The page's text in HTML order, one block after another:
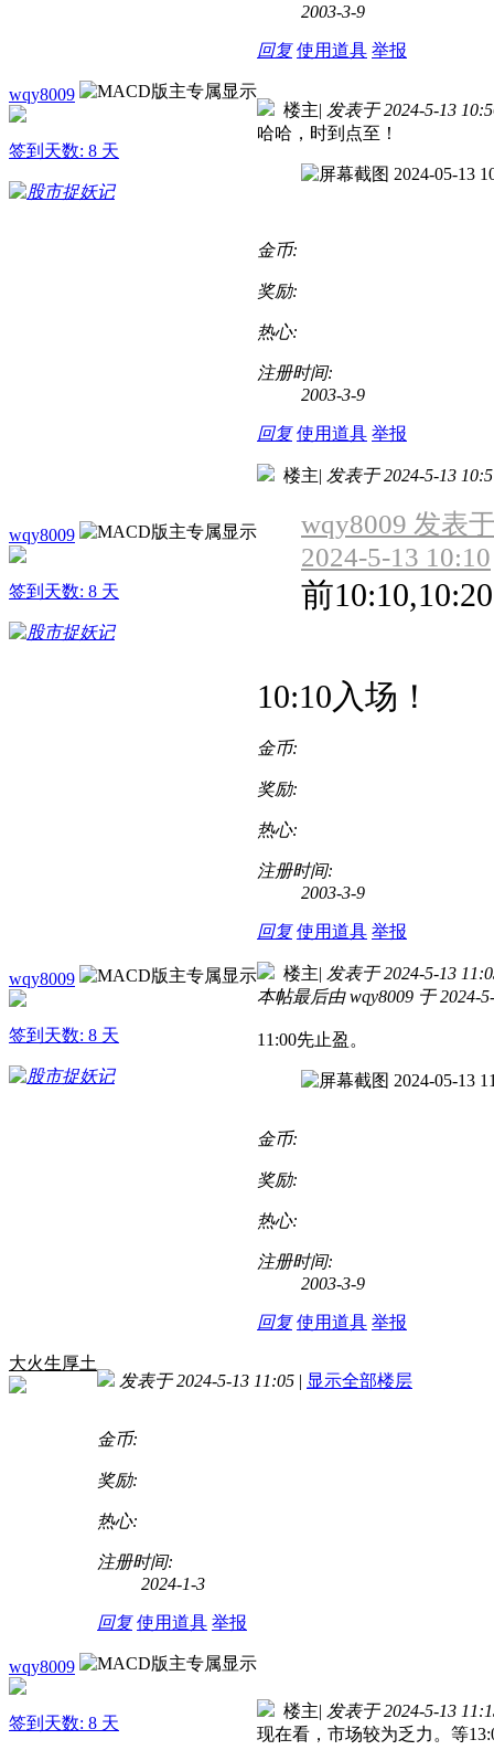
2003-3-9
回复 使用道具 举报
wqy8009
签到天数: 8 天
楼主| 发表于 2024-5-13
哈哈，时到点至！
金币:
奖励:
热心:
注册时间:
2003-3-9
回复 使用道具 举报
wqy8009
签到天数: 8 天
楼主| 发表于 2024-5-13
wqy8009 发表
2024-5-13 10:10
前10:10,10:20
10:10入场！
金币:
奖励:
热心:
注册时间:
2003-3-9
回复 使用道具 举报
wqy8009
签到天数: 8 天
楼主| 发表于 2024-5-13
本帖最后由 wqy8009 于 2024-
11:00先止盈。
金币:
奖励:
热心:
注册时间:
2003-3-9
回复 使用道具 举报
大火生厚土
发表于 2024-5-13 11:05 | 显示全部楼层
金币:
奖励:
热心:
注册时间:
2024-1-3
回复 使用道具 举报
wqy8009
签到天数: 8 天
楼主| 发表于 2024-5-13
现在看，市场较为乏力。等